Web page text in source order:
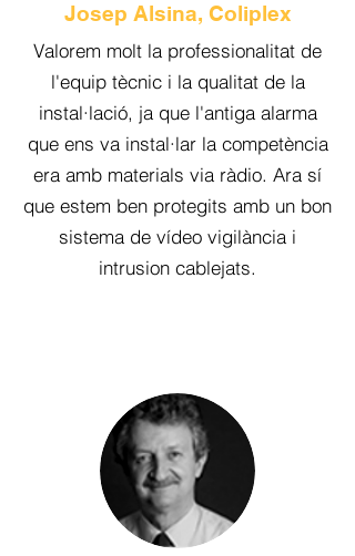
Josep Alsina, Coliplex
Valorem molt la professionalitat de
l'equip tècnic i la qualitat de la
instal·lació, ja que l'antiga alarma
que ens va instal·lar la competència
era amb materials via ràdio. Ara sí
que estem ben protegits amb un bon
sistema de vídeo vigilància i
intrusion cablejats.